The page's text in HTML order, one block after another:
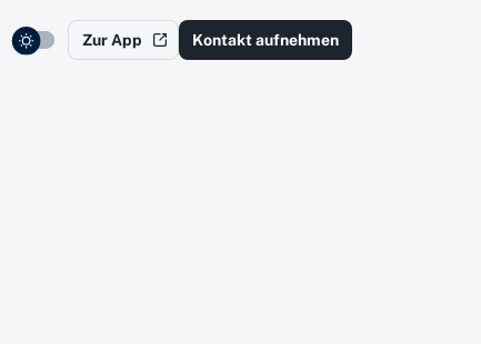
Zur App Kontakt aufnehmen